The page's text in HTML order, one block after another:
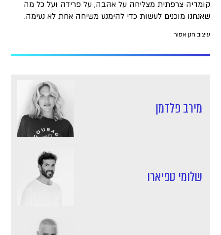
קומדיה צרפתית מצליחה על אהבה, על פרידה ועל כל מה
שאנחנו מוכנים לעשות כדי להימנע משיחה אחת לא נעימה.
עיצוב חנן אסור
מירב פלדמן
שלומי טפיארו